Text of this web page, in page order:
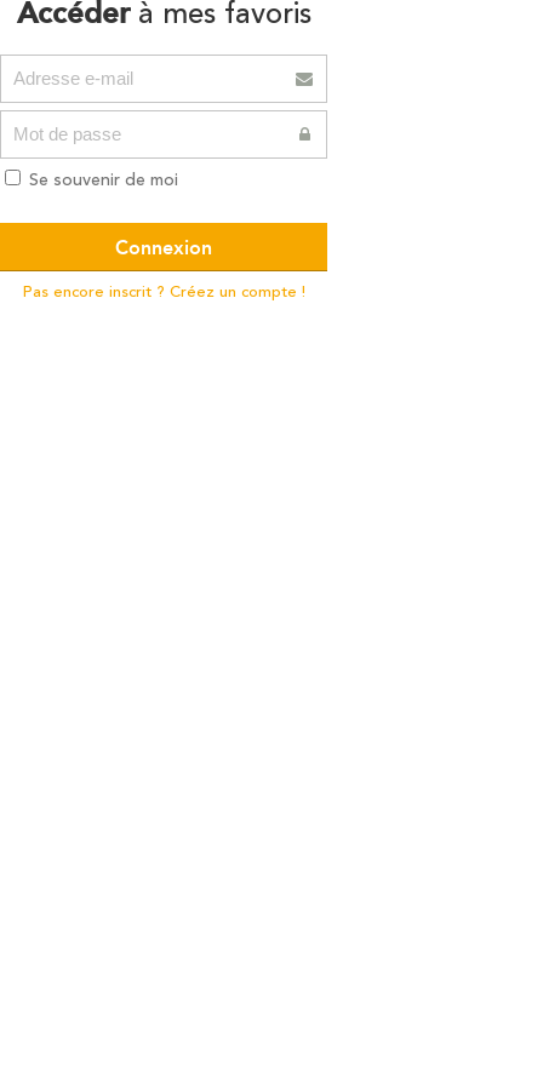
Accéderà mes favoris
Se souvenir de moi
Pas encore inscrit ? Créez un compte !